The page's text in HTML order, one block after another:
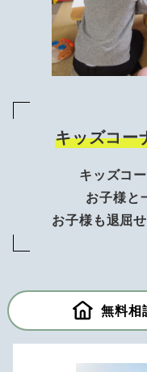
キッズコー
キッズコ
お子様と
お子様も退屈
無料相